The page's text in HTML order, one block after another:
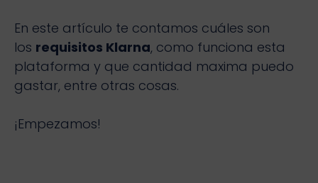
En este artículo te contamos cuáles son
los requisitos Klarna, como funciona esta
plataforma y que cantidad maxima puedo
gastar, entre otras cosas.
¡Empezamos!